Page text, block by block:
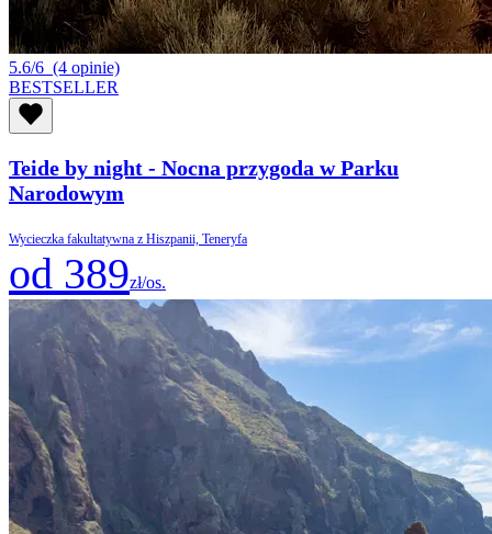
5.6/6 (4 opinie)
BESTSELLER
Teide by night - Nocna przygoda w Parku
Narodowym
Wycieczka fakultatywna z Hiszpanii, Teneryfa
od 389zł/os.